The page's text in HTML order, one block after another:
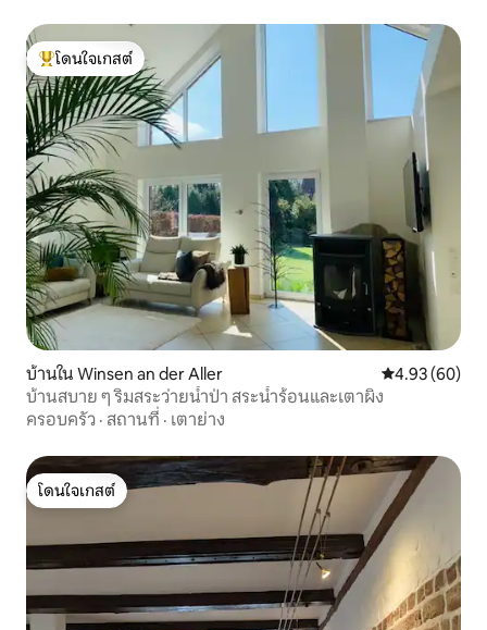
โดนใจเกสต์ที่สุด
โดนใจเกสต์
บ้านใน Winsen an der Aller คะแนนเฉลี่ย
4.93 (60)
บ้านสบาย ๆ ริมสระว่ายน้ำป่า สระน้ำร้อนและเตาผิง
ครอบครัว · สถานที่ · เตาย่าง
โดนใจเกสต์
โดนใจเกสต์